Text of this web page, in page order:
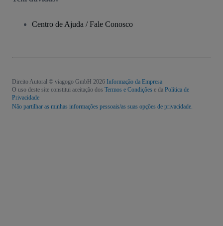
Centro de Ajuda / Fale Conosco
Direito Autoral © viagogo GmbH 2026 Informação da Empresa
O uso deste site constitui aceitação dos Termos e Condições e da Política de
Privacidade
Não partilhar as minhas informações pessoais/as suas opções de privacidade.